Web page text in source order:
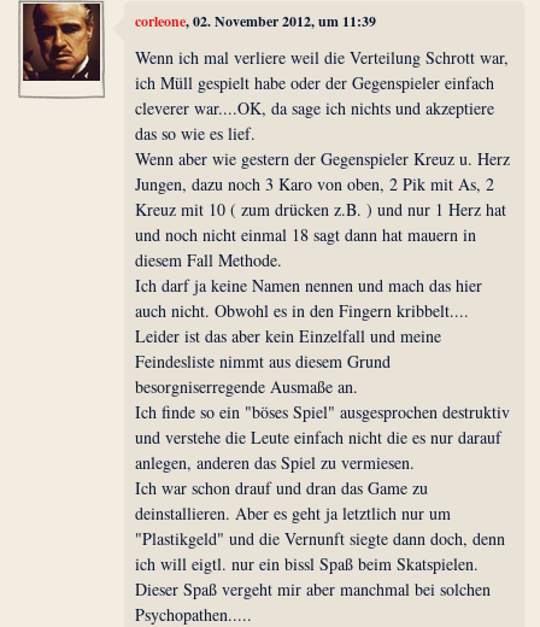
corleone, 02. November 2012, um 11:39
Wenn ich mal verliere weil die Verteilung Schrott war,
ich Müll gespielt habe oder der Gegenspieler einfach
cleverer war....OK, da sage ich nichts und akzeptiere
das so wie es lief.
Wenn aber wie gestern der Gegenspieler Kreuz u. Herz
Jungen, dazu noch 3 Karo von oben, 2 Pik mit As, 2
Kreuz mit 10 ( zum drücken z.B. ) und nur 1 Herz hat
und noch nicht einmal 18 sagt dann hat mauern in
diesem Fall Methode.
Ich darf ja keine Namen nennen und mach das hier
auch nicht. Obwohl es in den Fingern kribbelt....
Leider ist das aber kein Einzelfall und meine
Feindesliste nimmt aus diesem Grund
besorgniserregende Ausmaße an.
Ich finde so ein "böses Spiel" ausgesprochen destruktiv
und verstehe die Leute einfach nicht die es nur darauf
anlegen, anderen das Spiel zu vermiesen.
Ich war schon drauf und dran das Game zu
deinstallieren. Aber es geht ja letztlich nur um
"Plastikgeld" und die Vernunft siegte dann doch, denn
ich will eigtl. nur ein bissl Spaß beim Skatspielen.
Dieser Spaß vergeht mir aber manchmal bei solchen
Psychopathen.....